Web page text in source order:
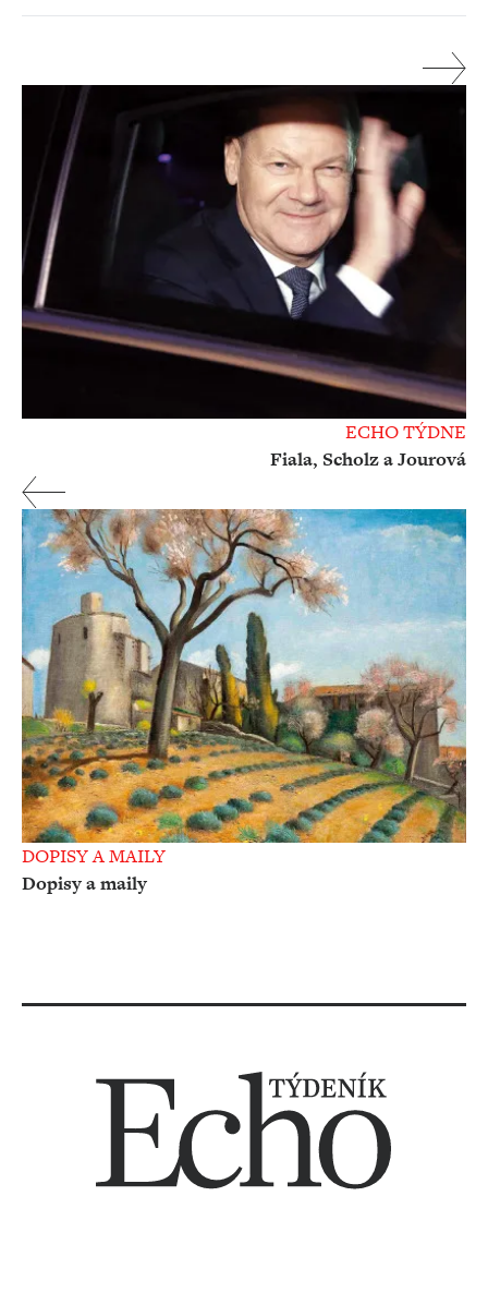
ECHO TÝDNE
Fiala, Scholz a Jourová
DOPISY A MAILY
Dopisy a maily